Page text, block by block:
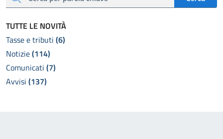
TUTTE LE NOVITÀ
Tasse e tributi (6)
Notizie(114)
Comunicati (7)
Avvisi (137)